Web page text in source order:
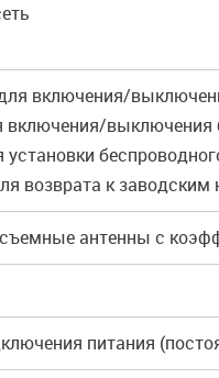
для включения/
включения/выключения
установки
возврата к заводским
антенны с
питания